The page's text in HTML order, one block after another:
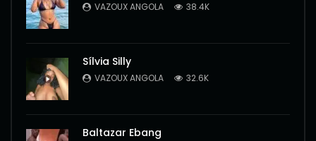
VAZOUX ANGOLA 38.4K
Sílvia Silly
VAZOUX ANGOLA 32.6K
Baltazar Ebang